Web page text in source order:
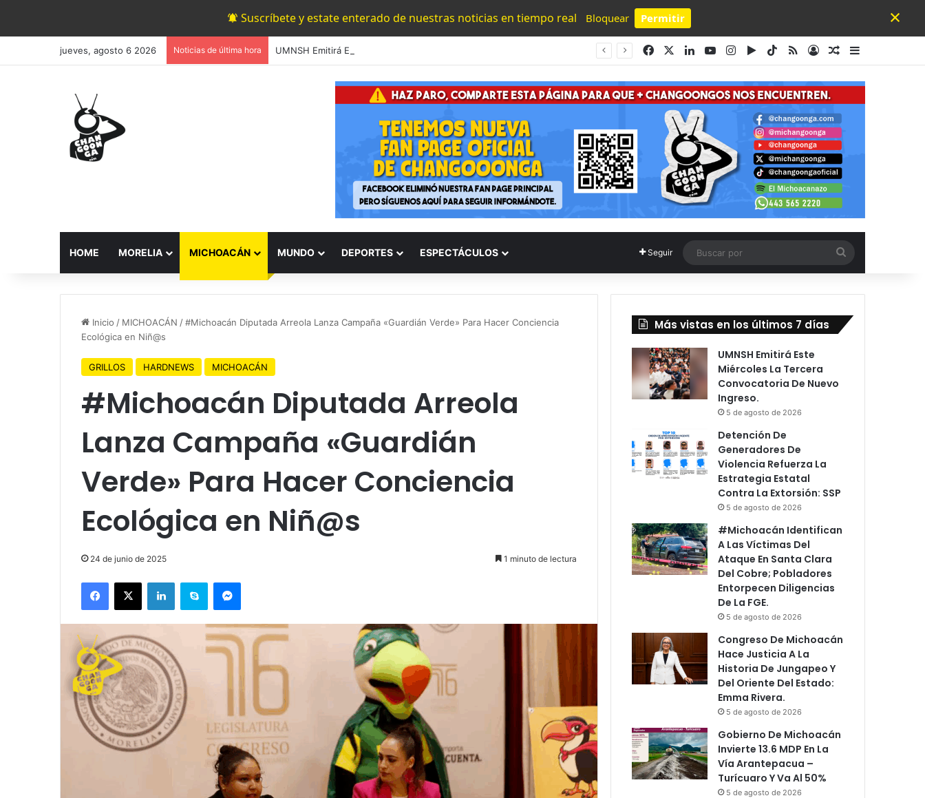
Suscríbete y estate enterado de nuestras noticias en tiempo real Bloquear Permitir
Powered by SendPulse
×
jueves, agosto 6 2026 Noticias de última hora FacebookLinkedInYouTubeInstagram
Google Play
TikTok
RSSAccesoPublicación al
Barra lateral
HOME MORELIA MICHOACÁN MUNDO DEPORTES ESPECTÁCULOS Seguir
por
Inicio / MICHOACÁN /#Michoacán Diputada Arreola Lanza Campaña «Guardián Verde» Para Hacer Conciencia
Ecológica en Niñ@s
GRILLOS HARDNEWS MICHOACÁN
#Michoacán Diputada Arreola
Lanza Campaña «Guardián
Verde» Para Hacer Conciencia
Ecológica en Niñ@s
24 de junio de 2025 1 minuto de lectura
Facebook
X LinkedInSkype Messenger
Más vistas en los últimos 7 días
UMNSH Emitirá Este
Miércoles La Tercera
Convocatoria De Nuevo
Ingreso.
5 de agosto de 2026
Detención De
Generadores De
Violencia Refuerza La
Estrategia Estatal
Contra La Extorsión: SSP
5 de agosto de 2026
#Michoacán Identifican
A Las Víctimas Del
Ataque En Santa Clara
Del Cobre; Pobladores
Entorpecen Diligencias
De La FGE.
5 de agosto de 2026
Congreso De Michoacán
Hace Justicia A La
Historia De Jungapeo Y
Del Oriente Del Estado:
Emma Rivera.
5 de agosto de 2026
Gobierno De Michoacán
Invierte 13.6 MDP En La
Vía Arantepacua –
Turícuaro Y Va Al 50%
5 de agosto de 2026